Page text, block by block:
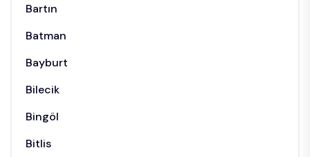
Bartın
Batman
Bayburt
Bilecik
Bingöl
Bitlis